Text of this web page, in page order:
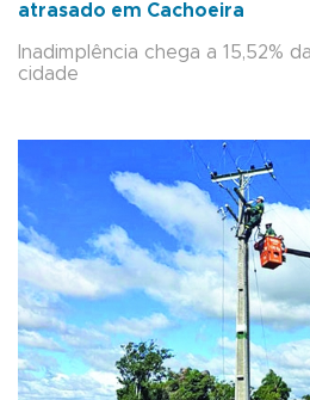
atrasado em Cachoeira
Inadimplência chega a 15,52%
cidade